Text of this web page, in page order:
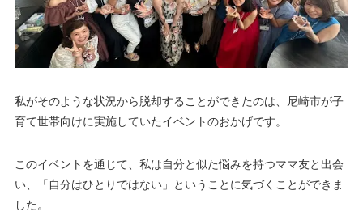
私がそのような状況から脱却することができたのは、尼崎市が子
育て世帯向けに実施していたイベントのおかげです。
このイベントを通じて、私は自分と似た悩みを持つママ友と出会
い、「自分はひとりではない」ということに気づくことができま
した。